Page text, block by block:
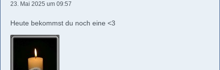
23. Mai 2025 um 09:57
Heute bekommst du noch eine <3